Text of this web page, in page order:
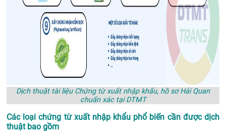
Dịch thuật tài liệu Chứng từ xuất nhập khẩu, hồ sơ Hải Quan
chuẩn xác tại DTMT
Các loại chứng từ xuất nhập khẩu phổ biến cần được dịch
thuật bao gồm